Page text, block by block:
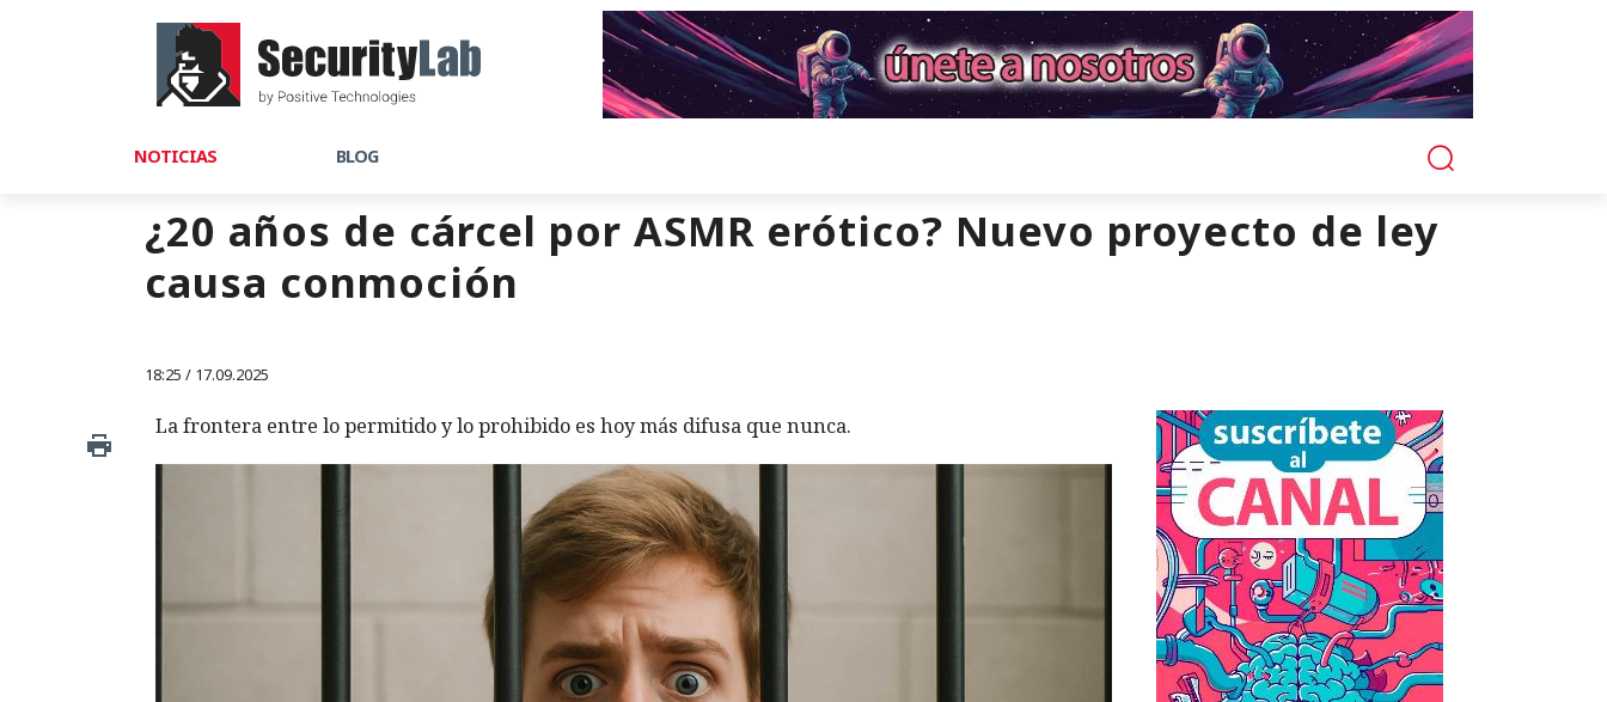
NOTICIAS BLOG
¿20 años de cárcel por ASMR erótico? Nuevo proyecto de ley
causa conmoción
18:25 / 17.09.2025
La frontera entre lo permitido y lo prohibido es hoy más difusa que nunca.